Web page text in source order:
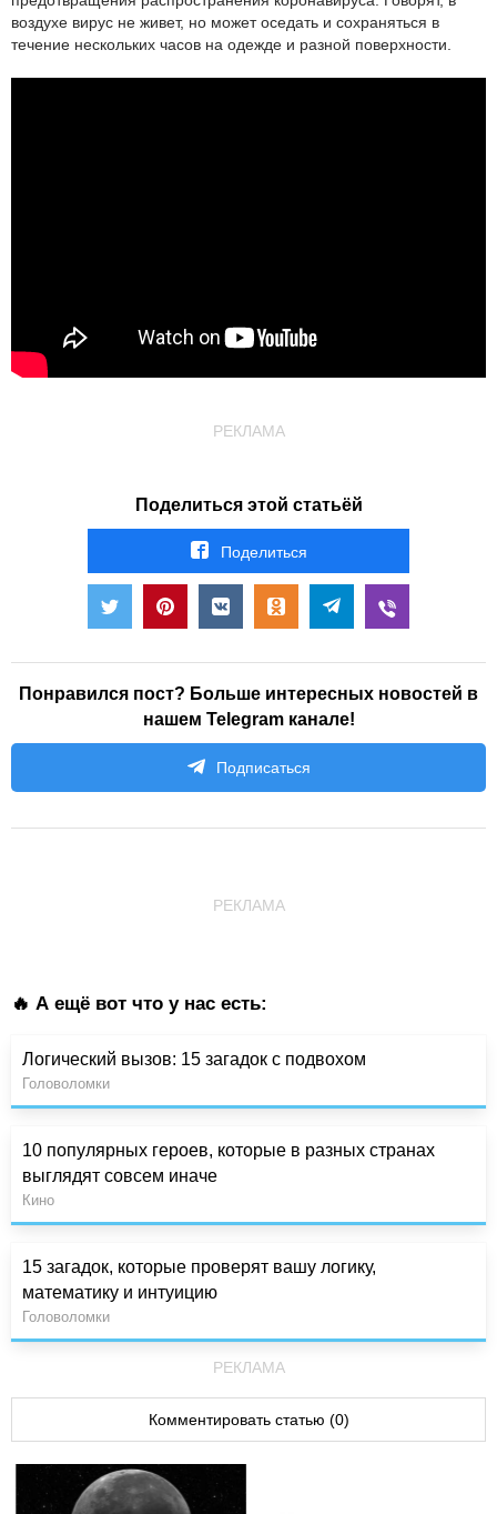
воздухе вирус не живет, но может оседать и сохраняться в
течение нескольких часов на одежде и разной поверхности.
РЕКЛАМА
Поделиться этой статьёй
Поделиться
Понравился пост? Больше интересных новостей в
нашем Telegram канале!
Подписаться
РЕКЛАМА
🔥 А ещё вот что у нас есть:
Логический вызов: 15 загадок с подвохом
Головоломки
10 популярных героев, которые в разных странах
выглядят совсем иначе
Кино
15 загадок, которые проверят вашу логику,
математику и интуицию
Головоломки
РЕКЛАМА
Комментировать статью (0)